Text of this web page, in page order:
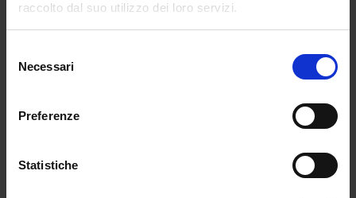
raccolto dal suo utilizzo dei loro servizi.
delNecessari
Preferenze
StatisticheLug 4, 2025